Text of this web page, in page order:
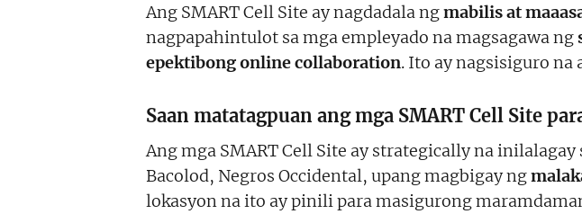
Ang SMART Cell Site ay nagdadala ngmabilis at
nagpapahintulot sa mga empleyado na magsagawa ng
epektibong online collaboration. Ito ay nagsisiguro
Saan matatagpuan ang mga SMART Cell Site
Ang mga SMART Cell Site ay strategically na inilalagay
Bacolod, Negros Occidental, upang magbigay ng
lokasyon na ito ay pinili para masigurong